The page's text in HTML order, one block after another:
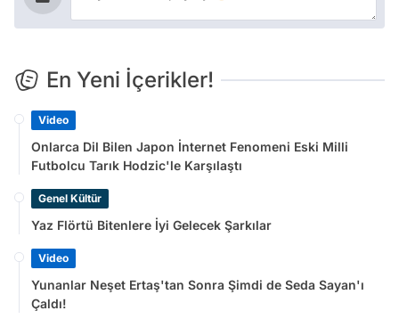
En Yeni İçerikler!
Video
Onlarca Dil Bilen Japon İnternet Fenomeni Eski Milli
Futbolcu Tarık Hodzic'le Karşılaştı
Genel Kültür
Yaz Flörtü Bitenlere İyi Gelecek Şarkılar
Video
Yunanlar Neşet Ertaş'tan Sonra Şimdi de Seda Sayan'ı
Çaldı!